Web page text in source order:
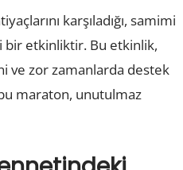
karşıladığı, samimi
bir etkinliktir. Bu etkinlik,
ve zor zamanlarda destek
maraton, unutulmaz